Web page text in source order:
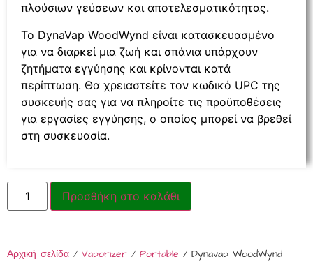
πλούσιων γεύσεων και αποτελεσματικότητας.
Το DynaVap WoodWynd είναι κατασκευασμένο
για να διαρκεί μια ζωή και σπάνια υπάρχουν
ζητήματα εγγύησης και κρίνονται κατά
περίπτωση. Θα χρειαστείτε τον κωδικό UPC της
συσκευής σας για να πληροίτε τις προϋποθέσεις
για εργασίες εγγύησης, ο οποίος μπορεί να βρεθεί
στη συσκευασία.
Προσθήκη στο καλάθι
Αρχική σελίδα / Vaporizer / Portable / Dynavap WoodWynd